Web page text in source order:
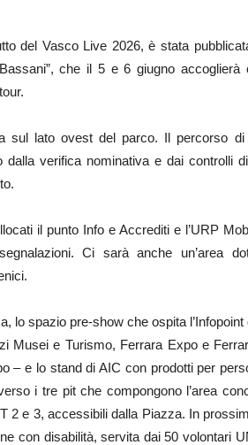
del Vasco Live 2026, è stata
che il 5 e 6 giugno accoglierà
sul lato ovest del parco. Il percorso
dalla verifica nominativa e dai controlli
il punto Info e Accrediti e l’URP
Ci sarà anche un’area
lo spazio pre-show che ospita
Musei e Turismo, Ferrara Expo e
– e lo stand di AIC con prodotti per
i tre pit che compongono l’area
2 e 3, accessibili dalla Piazza. In
con disabilità, servita dai 50 volontari